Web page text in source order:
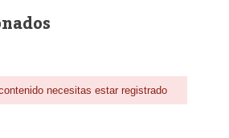
necesitas estar registrado